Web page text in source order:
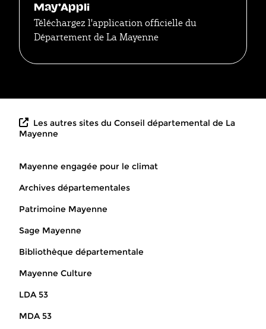
May'Appli
Téléchargez l'application officielle du
Département de La Mayenne
Les autres sites du Conseil départemental de La
Mayenne
Mayenne engagée pour le climat
Archives départementales
Patrimoine Mayenne
Sage Mayenne
Bibliothèque départementale
Mayenne Culture
LDA 53
MDA 53